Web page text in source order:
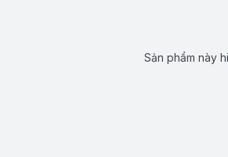
Sản phẩm này